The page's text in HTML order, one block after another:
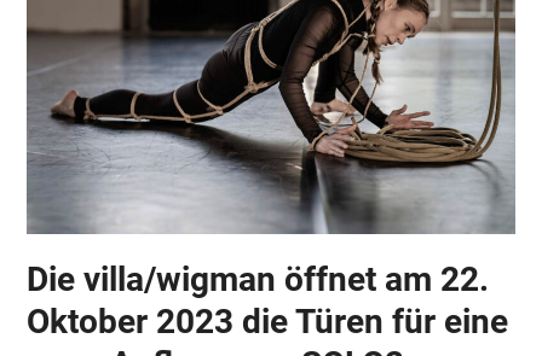
Die villa/wigman öffnet am 22.
Oktober 2023 die Türen für eine